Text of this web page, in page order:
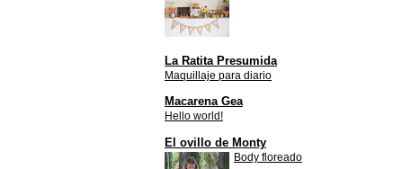
La Ratita Presumida
Maquillaje para diario
Macarena Gea
Hello world!
El ovillo de Monty
Body floreado